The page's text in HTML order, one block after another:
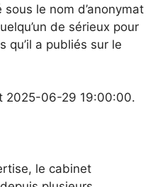
le nom d’anonymat
de sérieux pour
qu’il a publiés sur le
2025-06-29 19:00:00.
le cabinet